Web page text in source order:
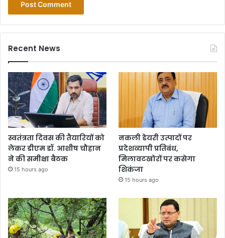
Recent News
स्वतंत्रता दिवस की तैयारियों को
लेकर डीएम डॉ. आशीष चौहान
ने की समीक्षा बैठक
15 hours ago
नकली डेयरी उत्पादों पर
प्रदेशव्यापी प्रतिबंध,
मिलावटखोरों पर कसेगा
शिकंजा
15 hours ago